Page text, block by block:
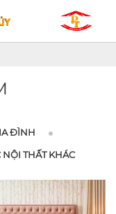
ĐÌNH
NỘI THẤT KHÁC